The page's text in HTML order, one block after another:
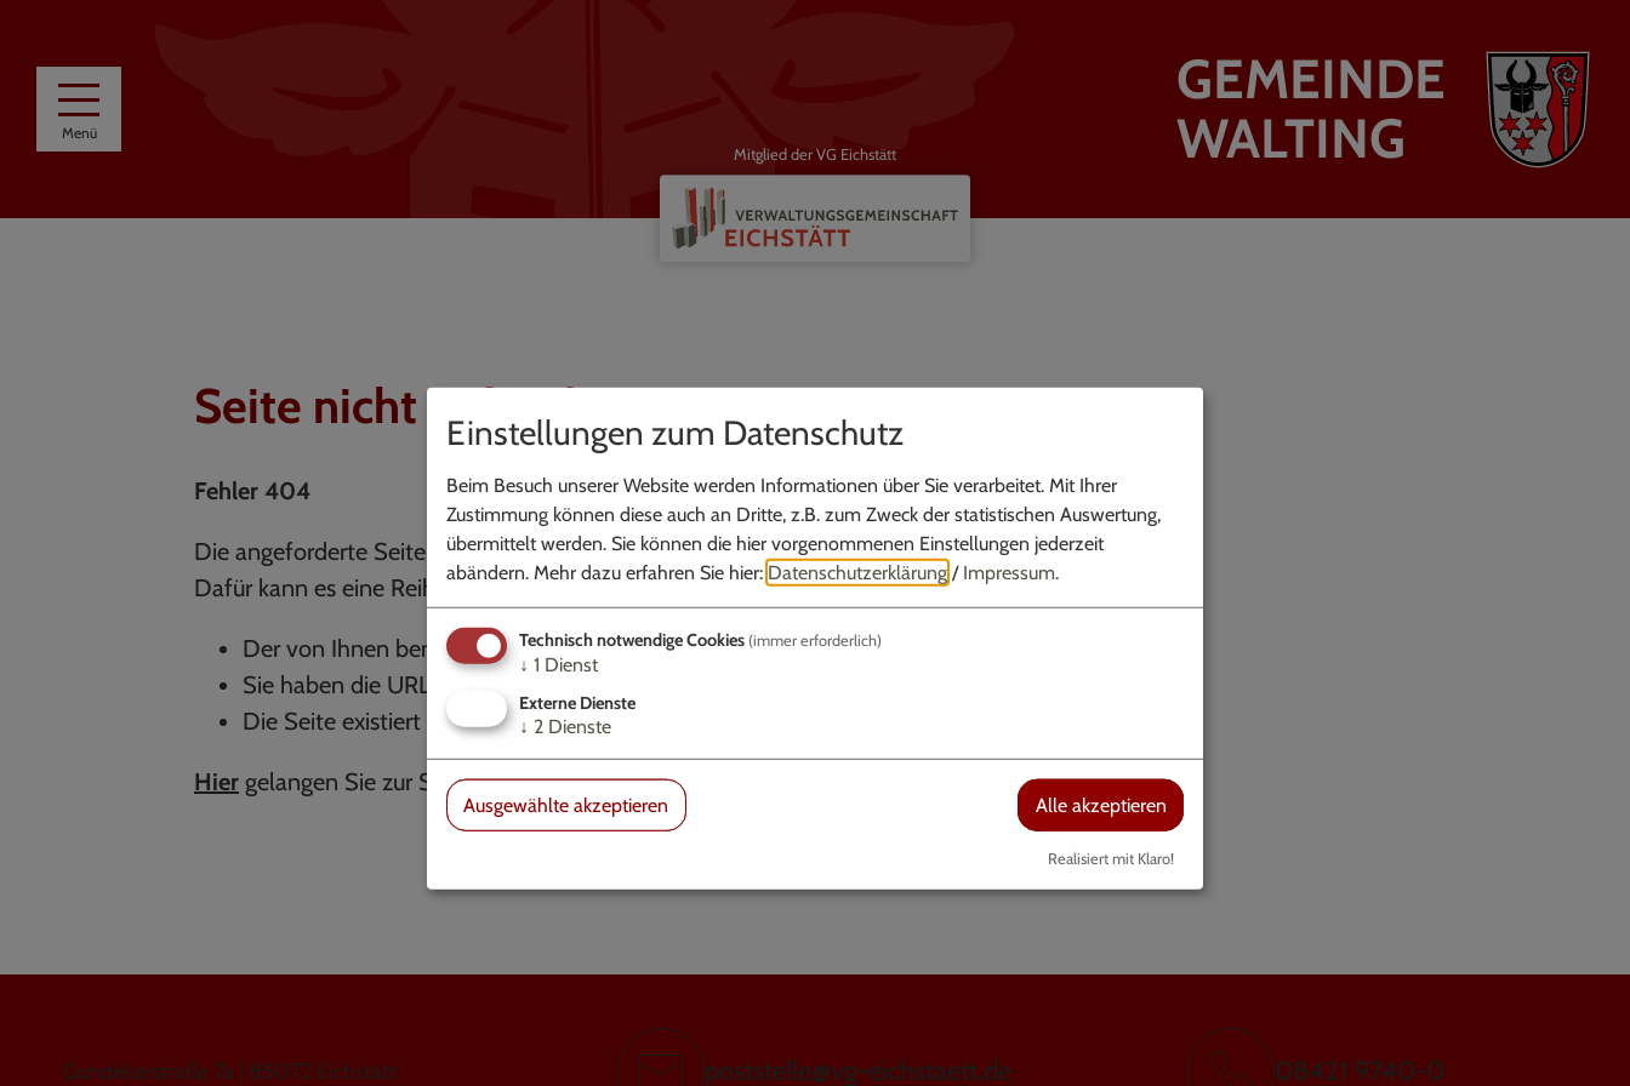
Menü
GEMEINDE
WALTING
Mitglied der VG Eichstätt
Seite nicht gefunden
Fehler 404
Die angeforderte Seite konnte nicht gefunden werden.
Dafür kann es eine Reihe von Gründen geben, u. a. die folgenden:
Der von Ihnen benutzte Link ist nicht mehr aktuell oder falsch.
Sie haben die URL nicht korrekt eingegeben.
Die Seite existiert nicht mehr.
Hier gelangen Sie zur Startseite.
Gundekarstraße 7a | 85072 Eichstätt
poststelle@vg-eichstaett.de 08421 9740-0
Einstellungen zum Datenschutz
Beim Besuch unserer Website werden Informationen über Sie verarbeitet. Mit Ihrer
Zustimmung können diese auch an Dritte, z.B. zum Zweck der statistischen Auswertung,
übermittelt werden. Sie können die hier vorgenommenen Einstellungen jederzeit
abändern. Mehr dazu erfahren Sie hier: Datenschutzerklärung / Impressum.
Technisch notwendige Cookies (immer erforderlich)
↓ 1 Dienst
Externe Dienste
↓ 2 Dienste
Ausgewählte akzeptieren Alle akzeptieren
Realisiert mit Klaro!